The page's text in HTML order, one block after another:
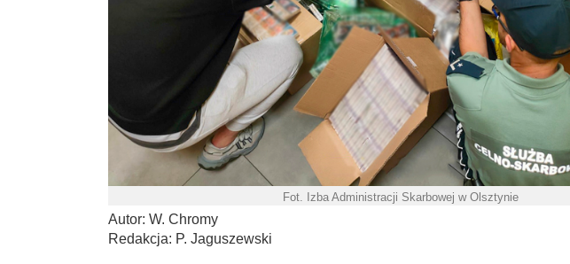
Fot. Izba Administracji Skarbowej w Olsztynie
Autor: W. Chromy
Redakcja: P. Jaguszewski